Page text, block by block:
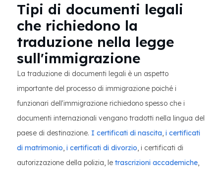
Tipi di documenti legali
che richiedono la
traduzione nella legge
sull'immigrazione
La traduzione di documenti legali è un aspetto
importante del processo di immigrazione poiché i
funzionari dell'immigrazione richiedono spesso che i
documenti internazionali vengano tradotti nella lingua del
paese di destinazione. I certificati di nascita, i certificati
di matrimonio, i certificati di divorzio, i certificati di
autorizzazione della polizia, le trascrizioni accademiche,